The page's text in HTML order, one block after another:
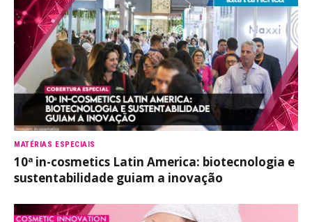
MATÉRIAS ESPECIAIS
10ª in-cosmetics Latin America: biotecnologia e
sustentabilidade guiam a inovação